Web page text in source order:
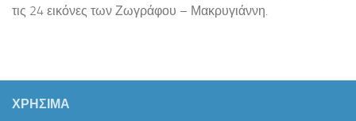
τις 24 εικόνες των Ζωγράφου – Μακρυγιάννη.
ΧΡΗΣΙΜΑ